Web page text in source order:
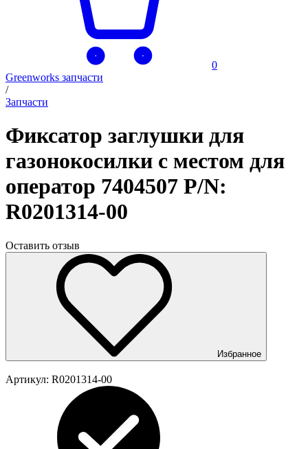
0
Greenworks запчасти
/
Запчасти
Фиксатор заглушки для
газонокосилки с местом для
оператор 7404507 P/N:
R0201314-00
Оставить отзыв
Избранное
Артикул: R0201314-00